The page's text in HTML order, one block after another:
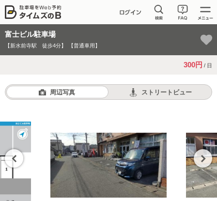
富士ビル駐車場
【新水前寺駅 徒歩4分】 【普通車用】
300円 / 日
周辺写真 ストリートビュー